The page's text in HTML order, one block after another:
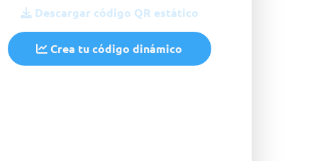
Descargar código QR estático
Crea tu código dinámico